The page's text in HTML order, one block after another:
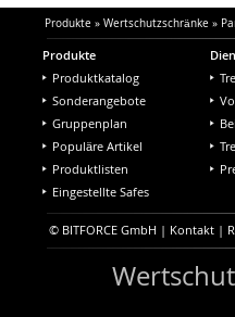
Produkte » Wertschutzschränke »
Produkte
Produktkatalog
Sonderangebote
Gruppenplan
Populäre Artikel
Produktlisten
Eingestellte Safes
© BITFORCE GmbH | Kontakt |